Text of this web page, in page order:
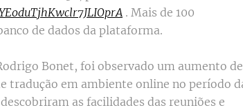
. Mais de 100
de dados da plataforma.
Bonet, foi observado um aumento de
tradução em ambiente online no período
as facilidades das reuniões e